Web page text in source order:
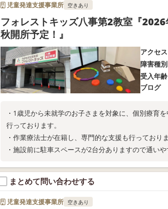
児童発達支援事業所 空きあり
フォレストキッズ八事第2教室『
秋開所予定！』
アクセス
障害種別
受入年齢
ブログ
・1歳児から未就学のお子さまを対象に、個別療育
行っております。
・作業療法士が在籍し、専門的な支援も行っており
・施設前に駐車スペースが2台分ありますので通いや
まとめて問い合わせする
児童発達支援事業所 空きあり